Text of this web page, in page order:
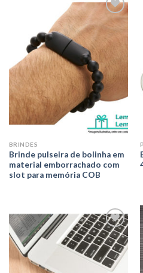
Adicionar
aos meus
desejos
BRINDES
Brinde pulseira de bolinha em
material emborrachado com
slot para memória COB
Adicionar
aos meus
desejos